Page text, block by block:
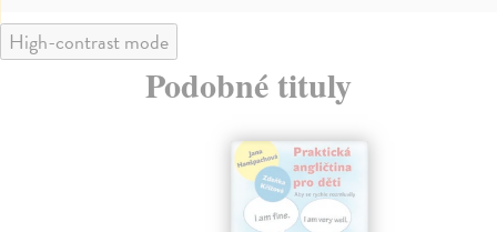
High-contrast mode
Podobné tituly